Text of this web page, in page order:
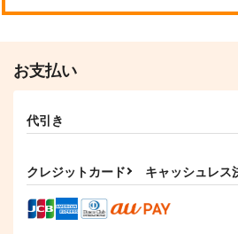
お支払い
代引き
クレジットカード キャッシュレス